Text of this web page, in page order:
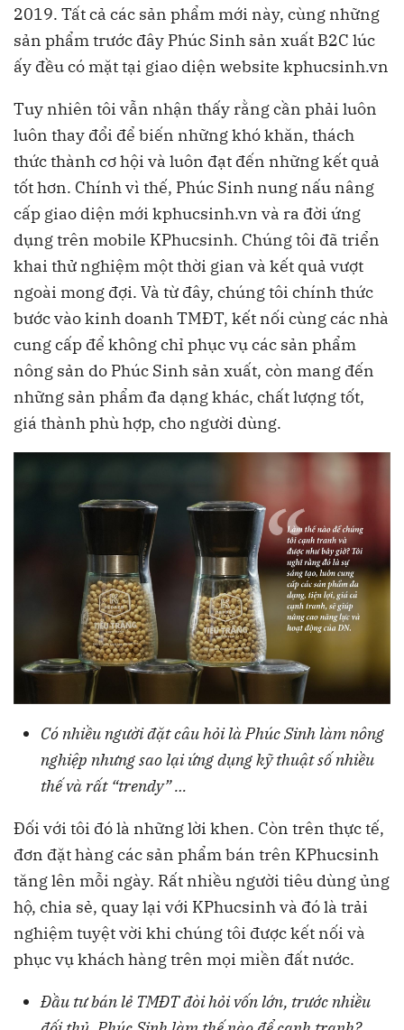
2019. Tất cả các sản phẩm mới này, cùng những
sản phẩm trước đây Phúc Sinh sản xuất B2C lúc
ấy đều có mặt tại giao diện website kphucsinh.vn
Tuy nhiên tôi vẫn nhận thấy rằng cần phải luôn
luôn thay đổi để biến những khó khăn, thách
thức thành cơ hội và luôn đạt đến những kết quả
tốt hơn. Chính vì thế, Phúc Sinh nung nấu nâng
cấp giao diện mới kphucsinh.vn và ra đời ứng
dụng trên mobile KPhucsinh. Chúng tôi đã triển
khai thử nghiệm một thời gian và kết quả vượt
ngoài mong đợi. Và từ đây, chúng tôi chính thức
bước vào kinh doanh TMĐT, kết nối cùng các nhà
cung cấp để không chỉ phục vụ các sản phẩm
nông sản do Phúc Sinh sản xuất, còn mang đến
những sản phẩm đa dạng khác, chất lượng tốt,
giá thành phù hợp, cho người dùng.
Có nhiều người đặt câu hỏi là Phúc Sinh làm nông
nghiệp nhưng sao lại ứng dụng kỹ thuật số nhiều
thế và rất “trendy” …
Đối với tôi đó là những lời khen. Còn trên thực tế,
đơn đặt hàng các sản phẩm bán trên KPhucsinh
tăng lên mỗi ngày. Rất nhiều người tiêu dùng ủng
hộ, chia sẻ, quay lại với KPhucsinh và đó là trải
nghiệm tuyệt vời khi chúng tôi được kết nối và
phục vụ khách hàng trên mọi miền đất nước.
Đầu tư bán lẻ TMĐT đòi hỏi vốn lớn, trước nhiều